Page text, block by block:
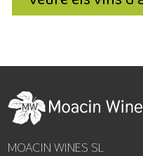
MOACIN WINES SL